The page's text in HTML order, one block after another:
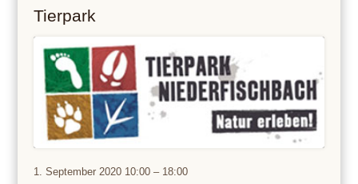
Tierpark
Tierpark
1. September 2020 10:00 – 18:00